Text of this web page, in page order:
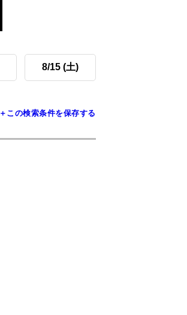
8/15 (土)
＋この検索条件を保存する